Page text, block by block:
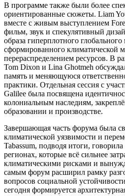
В программе также были более
ориентированные сюжеты. Liam
вместе с живым выступлением
фильм, звук и спекулятивный
образа гиперплотного глобального
сформированного климатической
перераспределением ресурсов. В
Tom Dixon и Lina Ghotmeh
память и меняющуюся
практики. Отдельная сессия с
Galilee была посвящена
колониальным наследиям,
образовании и производстве.
Завершающая часть форума была
климатической уязвимости и
Tabassum, подводя итоги,
регионах, которые всё сильнее
климатическими рисками и
самым форум расширил рамку
вопросов социальной
сегодня формируется